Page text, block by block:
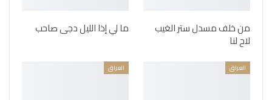
من خلف مسدل ستر الغيب
لاح لنا
ما لي إذا الليل دجى صاحب
العراق العراق